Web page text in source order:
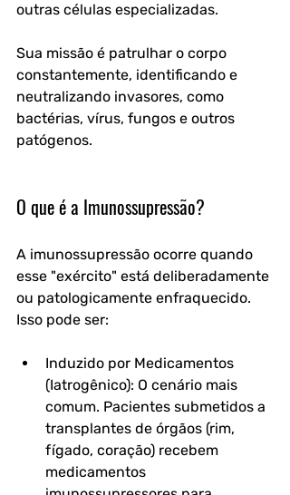
outras células especializadas.
Sua missão é patrulhar o corpo
constantemente, identificando e
neutralizando invasores, como
bactérias, vírus, fungos e outros
patógenos.
O que é a Imunossupressão?
A imunossupressão ocorre quando
esse "exército" está deliberadamente
ou patologicamente enfraquecido.
Isso pode ser:
Induzido por Medicamentos
(Iatrogênico): O cenário mais
comum. Pacientes submetidos a
transplantes de órgãos (rim,
fígado, coração) recebem
medicamentos